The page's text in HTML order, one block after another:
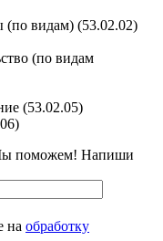
(по видам) (53.02.02)
(по видам
(53.02.05)
поможем! Напиши
на обработку